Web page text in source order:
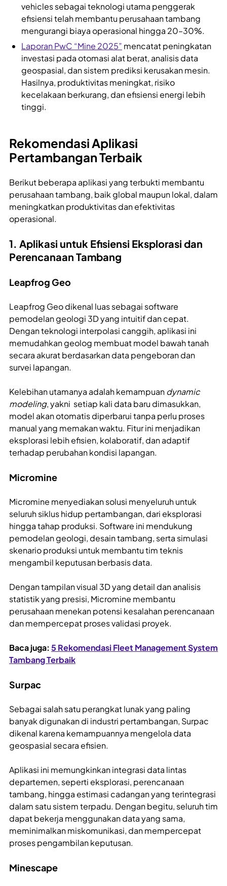
vehicles sebagai teknologi utama penggerak
efisiensi telah membantu perusahaan tambang
mengurangi biaya operasional hingga 20–30%.
Laporan PwC “Mine 2025” mencatat peningkatan
investasi pada otomasi alat berat, analisis data
geospasial, dan sistem prediksi kerusakan mesin.
Hasilnya, produktivitas meningkat, risiko
kecelakaan berkurang, dan efisiensi energi lebih
tinggi.
Rekomendasi Aplikasi
Pertambangan Terbaik
Berikut beberapa aplikasi yang terbukti membantu
perusahaan tambang, baik global maupun lokal, dalam
meningkatkan produktivitas dan efektivitas
operasional.
1. Aplikasi untuk Efisiensi Eksplorasi dan
Perencanaan Tambang
Leapfrog Geo
Leapfrog Geo dikenal luas sebagai software
pemodelan geologi 3D yang intuitif dan cepat.
Dengan teknologi interpolasi canggih, aplikasi ini
memudahkan geolog membuat model bawah tanah
secara akurat berdasarkan data pengeboran dan
survei lapangan.
Kelebihan utamanya adalah kemampuandynamic
modeling, yakni setiap kali data baru dimasukkan,
model akan otomatis diperbarui tanpa perlu proses
manual yang memakan waktu. Fitur ini menjadikan
eksplorasi lebih efisien, kolaboratif, dan adaptif
terhadap perubahan kondisi lapangan.
Micromine
Micromine menyediakan solusi menyeluruh untuk
seluruh siklus hidup pertambangan, dari eksplorasi
hingga tahap produksi. Software ini mendukung
pemodelan geologi, desain tambang, serta simulasi
skenario produksi untuk membantu tim teknis
mengambil keputusan berbasis data.
Dengan tampilan visual 3D yang detail dan analisis
statistik yang presisi, Micromine membantu
perusahaan menekan potensi kesalahan perencanaan
dan mempercepat proses validasi proyek.
Baca juga: 5 Rekomendasi Fleet Management System
Tambang Terbaik
Surpac
Sebagai salah satu perangkat lunak yang paling
banyak digunakan di industri pertambangan, Surpac
dikenal karena kemampuannya mengelola data
geospasial secara efisien.
Aplikasi ini memungkinkan integrasi data lintas
departemen, seperti eksplorasi, perencanaan
tambang, hingga estimasi cadangan yang terintegrasi
dalam satu sistem terpadu. Dengan begitu, seluruh tim
dapat bekerja menggunakan data yang sama,
meminimalkan miskomunikasi, dan mempercepat
proses pengambilan keputusan.
Minescape